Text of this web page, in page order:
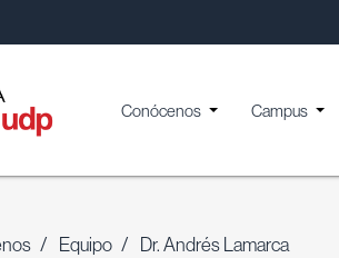
Conócenos Campus
/ Equipo / Dr. Andrés Lamarca